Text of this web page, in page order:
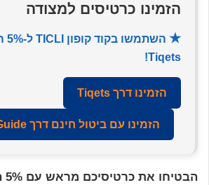
הזמינו כרטיסים למצודה
★ השתמשו בקוד קופון TICLI
Tiqets!
הזמינו דרך Tiqets
הזמינו עם ביטול חינם דרך GetYourGuide